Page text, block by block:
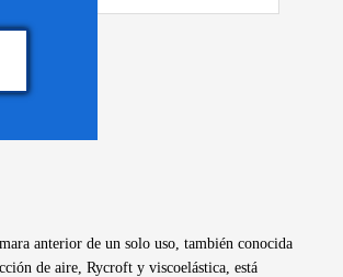
anterior de un solo uso, también conocida
de aire, Rycroft y viscoelástica, está